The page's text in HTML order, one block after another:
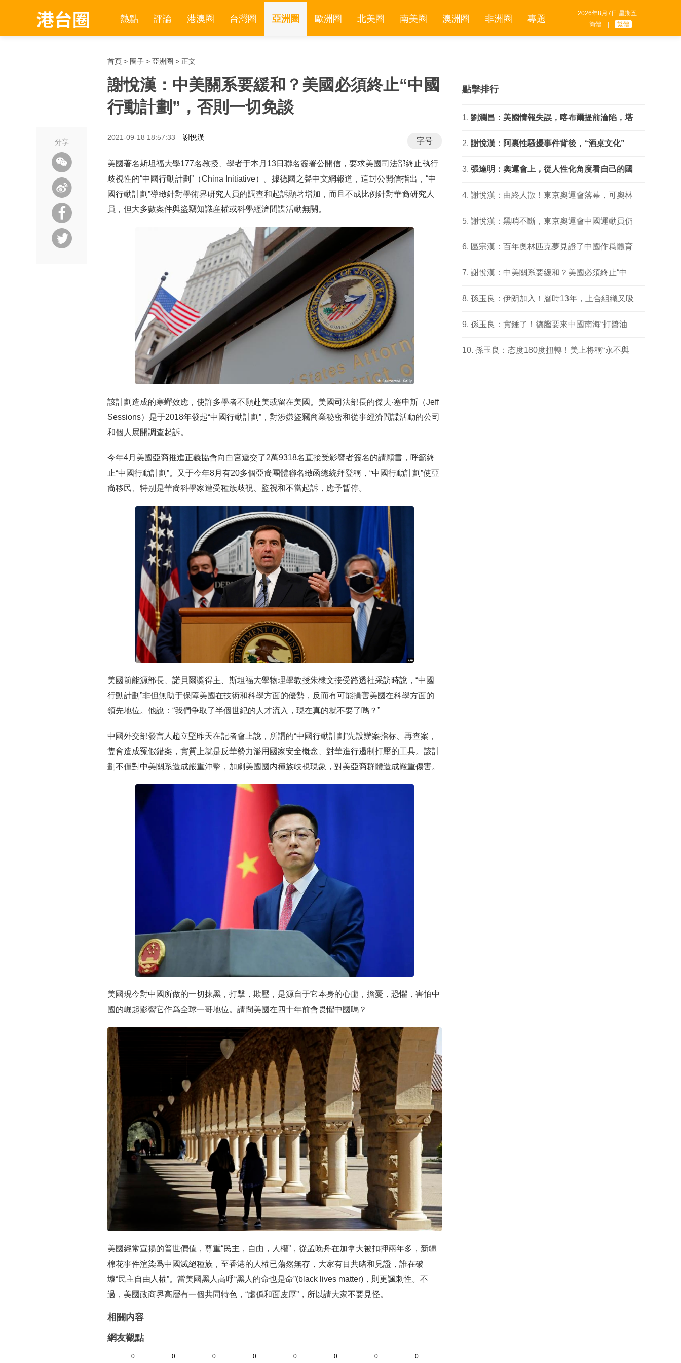
2026年8月7日 星期五
簡體
繁體
熱點 評論 港澳圈 台灣圈 亞洲圈 歐洲圈 北美圈 南美圈 澳洲圈 非洲圈 專題
首頁 > 圈子 > 亞洲圈 > 正文
謝悅漢：中美關系要緩和？美國必須終止“中國
行動計劃”，否則一切免談
2021-09-18 18:57:33 謝悅漢 字号
分享
美國著名斯坦福大學177名教授、學者于本月13日聯名簽署公開信，要求美國司法部終止執行
歧視性的“中國行動計劃”（China Initiative）。據德國之聲中文網報道，這封公開信指出，“中
國行動計劃”導緻針對學術界研究人員的調查和起訴顯著增加，而且不成比例針對華裔研究人
員，但大多數案件與盜竊知識産權或科學經濟間諜活動無關。
該計劃造成的寒蟬效應，使許多學者不願赴美或留在美國。美國司法部長的傑夫·塞申斯（Jeff
Sessions）是于2018年發起“中國行動計劃”，對涉嫌盜竊商業秘密和從事經濟間諜活動的公司
和個人展開調查起訴。
今年4月美國亞裔推進正義協會向白宮遞交了2萬9318名直接受影響者簽名的請願書，呼籲終
止“中國行動計劃”。又于今年8月有20多個亞裔團體聯名緻函總統拜登稱，“中國行動計劃”使亞
裔移民、特别是華裔科學家遭受種族歧視、監視和不當起訴，應予暫停。
美國前能源部長、諾貝爾獎得主、斯坦福大學物理學教授朱棣文接受路透社采訪時說，“中國
行動計劃”非但無助于保障美國在技術和科學方面的優勢，反而有可能損害美國在科學方面的
領先地位。他說：“我們争取了半個世紀的人才流入，現在真的就不要了嗎？”
中國外交部發言人趙立堅昨天在記者會上說，所謂的“中國行動計劃”先設辦案指标、再查案，
隻會造成冤假錯案，實質上就是反華勢力濫用國家安全概念、對華進行遏制打壓的工具。該計
劃不僅對中美關系造成嚴重沖擊，加劇美國國内種族歧視現象，對美亞裔群體造成嚴重傷害。
美國現今對中國所做的一切抹黑，打擊，欺壓，是源自于它本身的心虛，擔憂，恐懼，害怕中
國的崛起影響它作爲全球一哥地位。請問美國在四十年前會畏懼中國嗎？
美國經常宣揚的普世價值，尊重“民主，自由，人權”，從孟晚舟在加拿大被扣押兩年多，新疆
棉花事件渲染爲中國滅絕種族，至香港的人權已蕩然無存，大家有目共睹和見證，誰在破
壞“民主自由人權”。當美國黑人高呼“黑人的命也是命”(black lives matter)，則更諷刺性。不
過，美國政商界高層有一個共同特色，“虛僞和面皮厚”，所以請大家不要見怪。
相關内容
網友觀點
0 0 0 0 0 0 0 0
點擊排行
劉瀾昌：美國情報失誤，喀布爾提前淪陷，塔
謝悅漢：阿裏性騷擾事件背後，“酒桌文化”
張達明：奧運會上，從人性化角度看自己的國
謝悅漢：曲終人散！東京奧運會落幕，可奧林
謝悅漢：黑哨不斷，東京奧運會中國運動員仍
區宗漢：百年奧林匹克夢見證了中國作爲體育
謝悅漢：中美關系要緩和？美國必須終止“中
孫玉良：伊朗加入！曆時13年，上合組織又吸
孫玉良：實錘了！德艦要來中國南海“打醬油
孫玉良：态度180度扭轉！美上将稱“永不與